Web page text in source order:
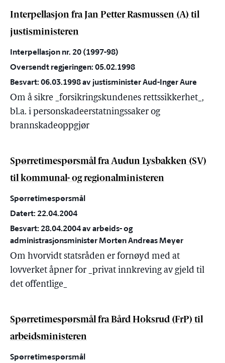
Interpellasjon fra Jan Petter Rasmussen (A) til
justisministeren
Interpellasjon nr. 20 (1997-98)
Oversendt regjeringen: 05.02.1998
Besvart: 06.03.1998 av justisminister Aud-Inger Aure
Om å sikre _forsikringskundenes rettssikkerhet_,
bl.a. i personskadeerstatningssaker og
brannskadeoppgjør
Spørretimespørsmål fra Audun Lysbakken (SV)
til kommunal- og regionalministeren
Spørretimespørsmål
Datert: 22.04.2004
Besvart: 28.04.2004 av arbeids- og
administrasjonsminister Morten Andreas Meyer
Om hvorvidt statsråden er fornøyd med at
lovverket åpner for _privat innkreving av gjeld til
det offentlige_
Spørretimespørsmål fra Bård Hoksrud (FrP) til
arbeidsministeren
Spørretimespørsmål